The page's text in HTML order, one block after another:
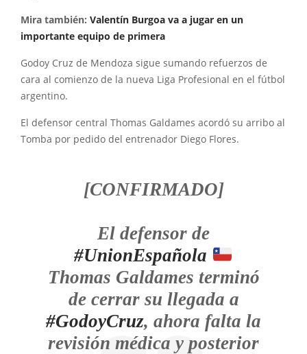
Mira también: Valentín Burgoa va a jugar en un
importante equipo de primera
Godoy Cruz de Mendoza sigue sumando refuerzos de
cara al comienzo de la nueva Liga Profesional en el fútbol
argentino.
El defensor central Thomas Galdames acordó su arribo al
Tomba por pedido del entrenador Diego Flores.
[CONFIRMADO]
El defensor de
#UnionEspañola
Thomas Galdames terminó
de cerrar su llegada a
#GodoyCruz, ahora falta la
revisión médica y posterior